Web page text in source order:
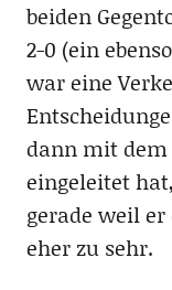
beiden
2-0 (ein
war eine
dann mit dem
eingeleitet
gerade weil
eher zu sehr.